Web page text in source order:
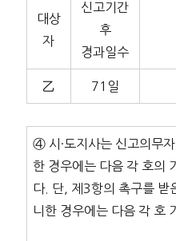
대상
자
신고기간
후
경과일수
乙 71일
④ 시·도지사는 신고의무
한 경우에는 다음 각 호의
다. 단, 제3항의 촉구를 받
니한 경우에는 다음 각 호